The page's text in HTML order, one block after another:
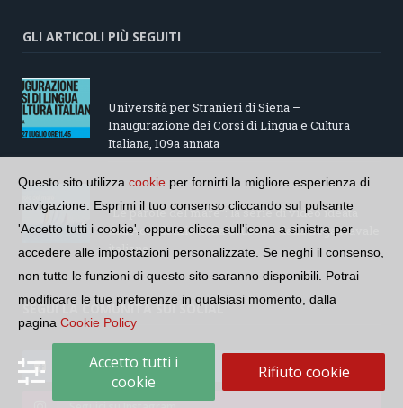
GLI ARTICOLI PIÙ SEGUITI
Università per Stranieri di Siena –
Inaugurazione dei Corsi di Lingua e Cultura
Italiana, 109a annata
“Le parole del mare”: la serie di video ideata
dall’Accademia della Crusca e dalla Lega Navale
italiana
SEGUI LA COMUNITÀ SUI SOCIAL
Seguici su Facebook
Questo sito utilizza cookie per fornirti la migliore esperienza di
navigazione. Esprimi il tuo consenso cliccando sul pulsante
'Accetto tutti i cookie', oppure clicca sull'icona a sinistra per
accedere alle impostazioni personalizzate. Se neghi il consenso,
non tutte le funzioni di questo sito saranno disponibili. Potrai
modificare le tue preferenze in qualsiasi momento, dalla
pagina Cookie Policy
Accetto tutti i
cookie
Rifiuto cookie